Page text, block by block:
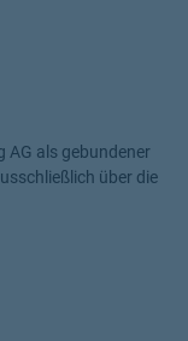
AG als gebundener
über die